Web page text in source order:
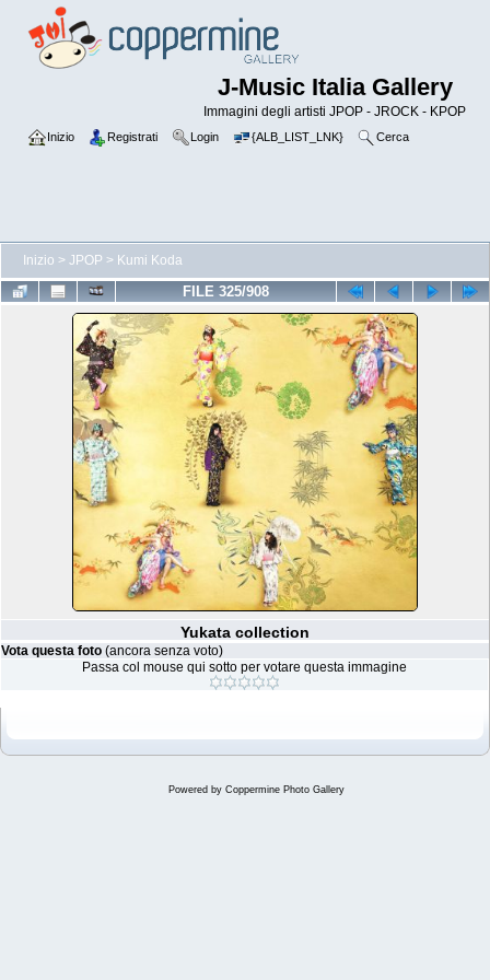
J-Music Italia Gallery
Immagini degli artisti JPOP - JROCK - KPOP
Inizio Registrati Login {ALB_LIST_LNK} Cerca
Inizio > JPOP > Kumi Koda
FILE 325/908
Yukata collection
Vota questa foto (ancora senza voto)
Passa col mouse qui sotto per votare questa immagine
Powered by Coppermine Photo Gallery